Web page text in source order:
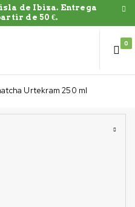
de Ibiza. Entrega
de 50 €.
0
Urtekram 250 ml